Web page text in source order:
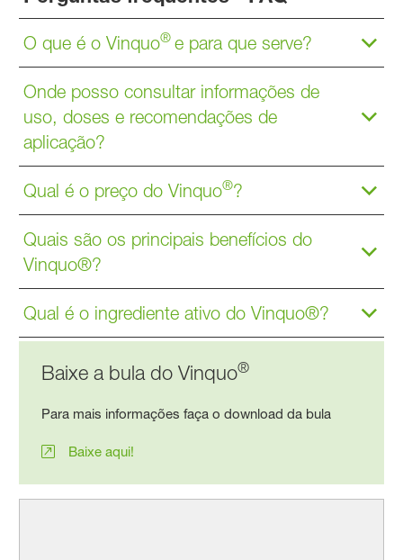
O que é o Vinquo® e para que serve?
Onde posso consultar informações de
uso, doses e recomendações de
aplicação?
Qual é o preço do Vinquo®?
Quais são os principais benefícios do
Vinquo®?
Qual é o ingrediente ativo do Vinquo®?
Baixe a bula do Vinquo®
Para mais informações faça o download da bula
Baixe aqui!